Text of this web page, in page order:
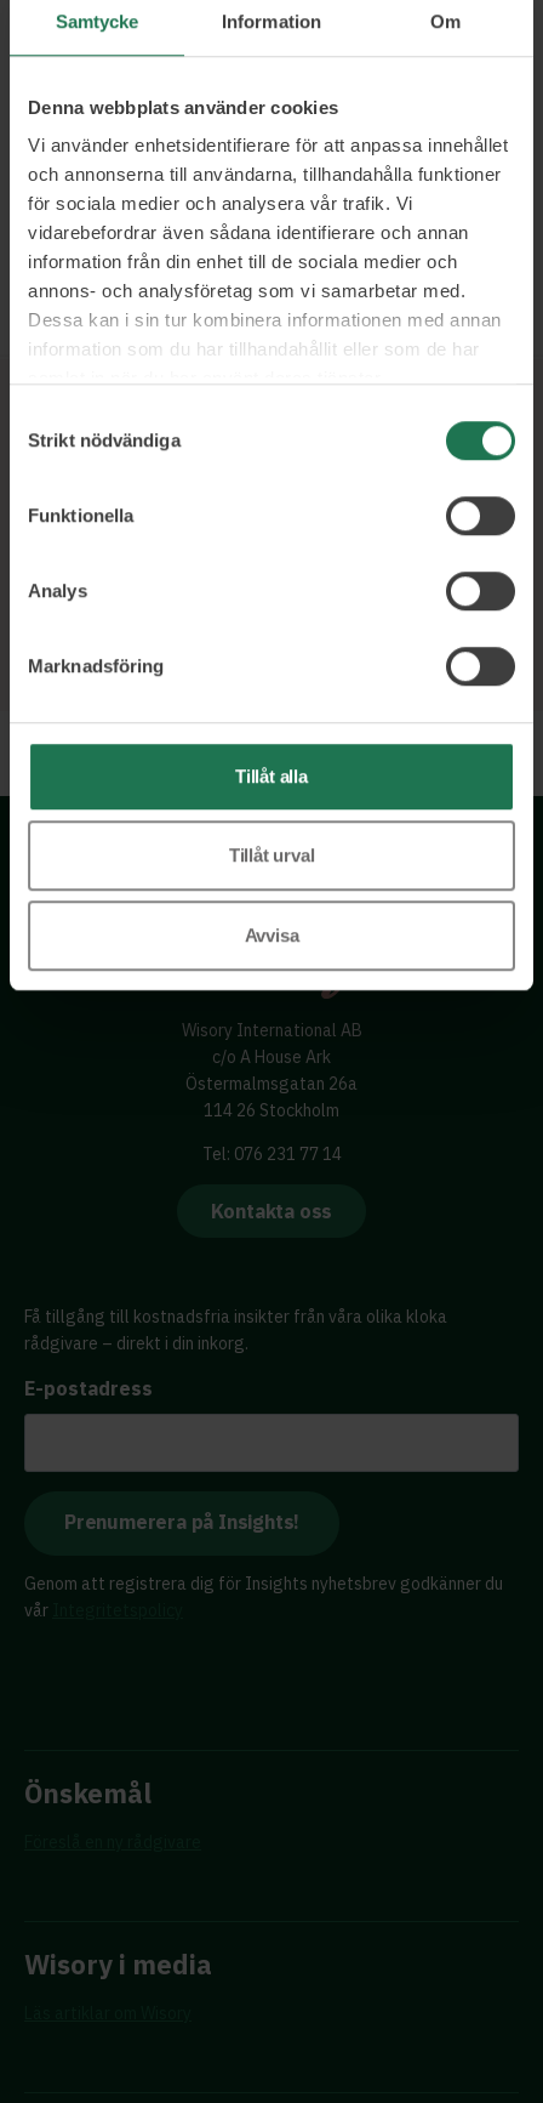
Samtycke Information Om
Denna webbplats använder cookies
Vi använder enhetsidentifierare för att anpassa innehållet
och annonserna till användarna, tillhandahålla funktioner
för sociala medier och analysera vår trafik. Vi
vidarebefordrar även sådana identifierare och annan
information från din enhet till de sociala medier och
annons- och analysföretag som vi samarbetar med.
Dessa kan i sin tur kombinera informationen med annan
information som du har tillhandahållit eller som de har
Strikt nödvändiga
Funktionella
Analys
Marknadsföring
Tillåt alla
Tillåt urval
Avvisa
kommer garanterat utmana dig med fler alternativ än du
Logistikflöden från produkt till kund
Logistik över hela planeten
Gör det komplexa lättförståeligt och har
förmågan att skapa framgångsrika
samarbeten mellan globala team
Läs mer och boka
Wisory International AB
c/o A House Ark
Östermalmsgatan 26a
114 26 Stockholm
Tel: 076 231 77 14
Kontakta oss
Få tillgång till kostnadsfria insikter från våra olika kloka
rådgivare – direkt i din inkorg.
E-postadress
Genom att registrera dig för Insights nyhetsbrev godkänner du
vår
Önskemål
Wisory i media